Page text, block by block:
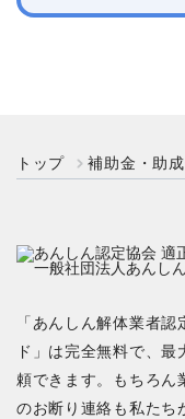
トップ 補助金・助
「あんしん解体業者
ド」は完全無料で、
頼できます。もちろん
のお断り連絡も私たち